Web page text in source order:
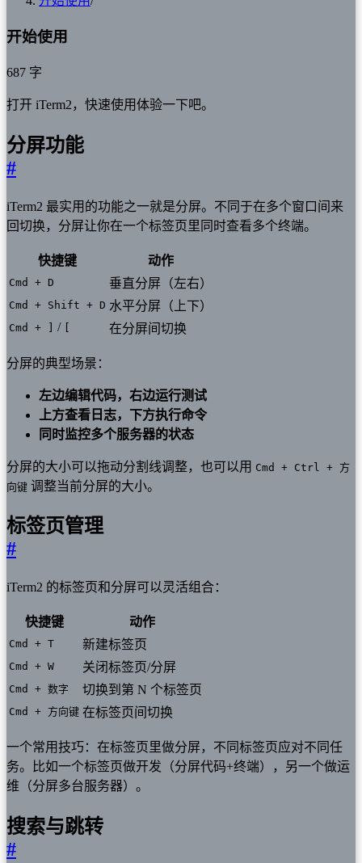
开始使用
687 字
打开 iTerm2，快速使用体验一下吧。
分屏功能
#
iTerm2 最实用的功能之一就是分屏。不同于在多个窗口间来
回切换，分屏让你在一个标签页里同时查看多个终端。
快捷键 动作
Cmd + D 垂直分屏（左右）
Cmd + Shift + D 水平分屏（上下）
Cmd + ] / [ 在分屏间切换
分屏的典型场景：
左边编辑代码，右边运行测试
上方查看日志，下方执行命令
同时监控多个服务器的状态
分屏的大小可以拖动分割线调整，也可以用 Cmd + Ctrl + 方
向键 调整当前分屏的大小。
标签页管理
#
iTerm2 的标签页和分屏可以灵活组合：
快捷键 动作
Cmd + T 新建标签页
Cmd + W 关闭标签页/分屏
Cmd + 数字 切换到第 N 个标签页
Cmd + 方向键 在标签页间切换
一个常用技巧：在标签页里做分屏，不同标签页应对不同任
务。比如一个标签页做开发（分屏代码+终端），另一个做运
维（分屏多台服务器）。
搜索与跳转
#